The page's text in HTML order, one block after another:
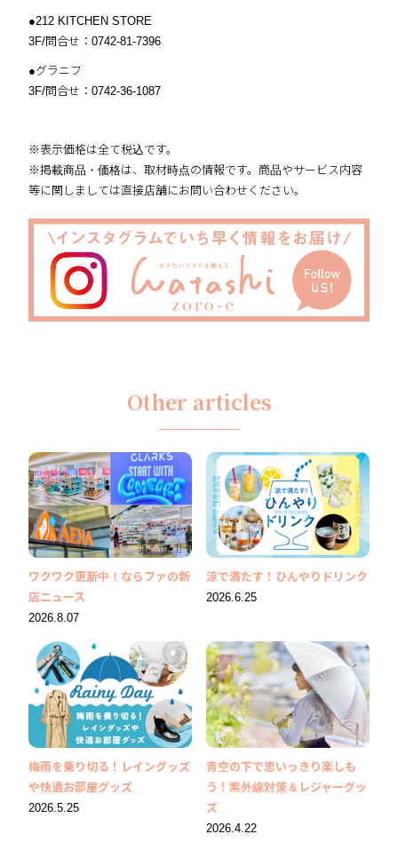
●212 KITCHEN STORE
3F/問合せ：0742-81-7396
●グラニフ
3F/問合せ：0742-36-1087
※表示価格は全て税込です。
※掲載商品・価格は、取材時点の情報です。商品やサービス内容
等に関しましては直接店舗にお問い合わせください。
Other articles
ワクワク更新中！ならファの新
店ニュース
2026.8.07
涼で満たす！ひんやりドリンク
2026.6.25
梅雨を乗り切る！レイングッズ
や快適お部屋グッズ
2026.5.25
青空の下で思いっきり楽しも
う！紫外線対策＆レジャーグッ
ズ
2026.4.22